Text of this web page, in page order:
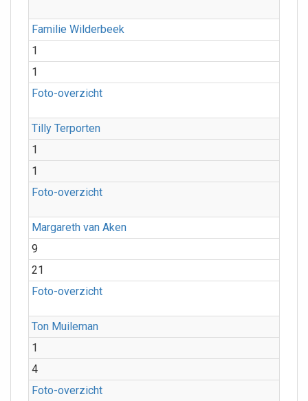
Familie Wilderbeek
1
1
Foto-overzicht
Tilly Terporten
1
1
Foto-overzicht
Margareth van Aken
9
21
Foto-overzicht
Ton Muileman
1
4
Foto-overzicht